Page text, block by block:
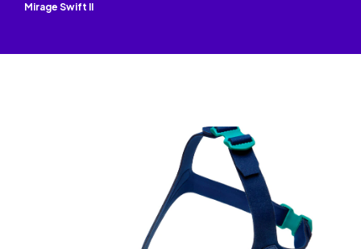
Mirage Swift II